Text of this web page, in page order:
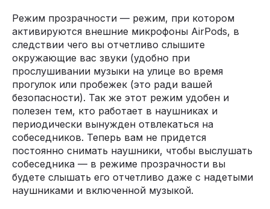
Режим прозрачности — режим, при котором
активируются внешние микрофоны AirPods, в
следствии чего вы отчетливо слышите
окружающие вас звуки (удобно при
прослушивании музыки на улице во время
прогулок или пробежек (это ради вашей
безопасности). Так же этот режим удобен и
полезен тем, кто работает в наушниках и
периодически вынужден отвлекаться на
собеседников. Теперь вам не придется
постоянно снимать наушники, чтобы выслушать
собеседника — в режиме прозрачности вы
будете слышать его отчетливо даже с надетыми
наушниками и включенной музыкой.